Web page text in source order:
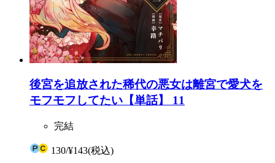
後宮を追放された稀代の悪女は離宮で愛犬を
モフモフしてたい【単話】 11
完結
130/¥143(税込)